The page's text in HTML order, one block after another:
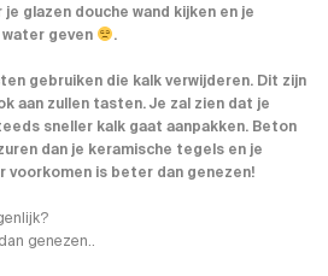
glazen douche wand kijken en je
geven
.
gebruiken die kalk verwijderen. Dit zijn
aan zullen tasten. Je zal zien dat je
sneller kalk gaat aanpakken. Beton
dan je keramische tegels en je
voorkomen is beter dan genezen!
genezen..